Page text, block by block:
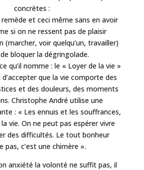
concrètes :
et ceci même sans en avoir
si on ne ressent pas de plaisir
(marcher, voir quelqu’un, travailler)
bloquer la dégringolade.
qu’il nomme : le « Loyer de la vie »
que la vie comporte des
et des douleurs, des moments
Christophe André utilise une
: « Les ennuis et les souffrances,
vie. On ne peut pas espérer vivre
des difficultés. Le tout bonheur
pas, c’est une chimère ».
anxiété la volonté ne suffit pas, il